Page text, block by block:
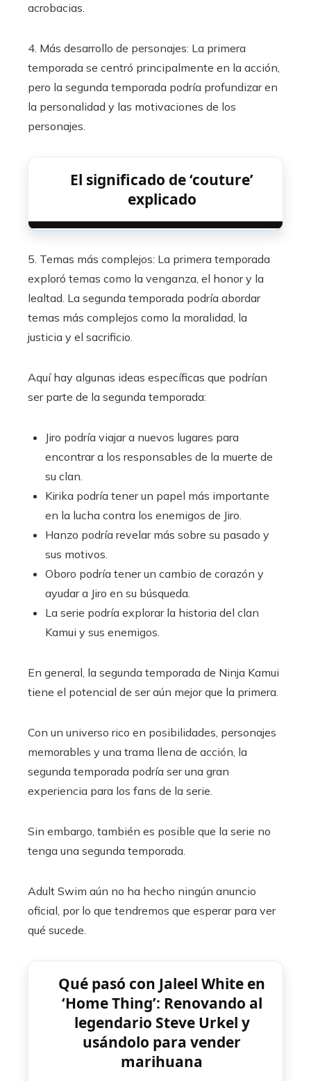
acrobacias.
4. Más desarrollo de personajes: La primera
temporada se centró principalmente en la acción,
pero la segunda temporada podría profundizar en
la personalidad y las motivaciones de los
personajes.
El significado de ‘couture’
explicado
5. Temas más complejos: La primera temporada
exploró temas como la venganza, el honor y la
lealtad. La segunda temporada podría abordar
temas más complejos como la moralidad, la
justicia y el sacrificio.
Aquí hay algunas ideas específicas que podrían
ser parte de la segunda temporada:
Jiro podría viajar a nuevos lugares para
encontrar a los responsables de la muerte de
su clan.
Kirika podría tener un papel más importante
en la lucha contra los enemigos de Jiro.
Hanzo podría revelar más sobre su pasado y
sus motivos.
Oboro podría tener un cambio de corazón y
ayudar a Jiro en su búsqueda.
La serie podría explorar la historia del clan
Kamui y sus enemigos.
En general, la segunda temporada de Ninja Kamui
tiene el potencial de ser aún mejor que la primera.
Con un universo rico en posibilidades, personajes
memorables y una trama llena de acción, la
segunda temporada podría ser una gran
experiencia para los fans de la serie.
Sin embargo, también es posible que la serie no
tenga una segunda temporada.
Adult Swim aún no ha hecho ningún anuncio
oficial, por lo que tendremos que esperar para ver
qué sucede.
Qué pasó con Jaleel White en
‘Home Thing’: Renovando al
legendario Steve Urkel y
usándolo para vender
marihuana